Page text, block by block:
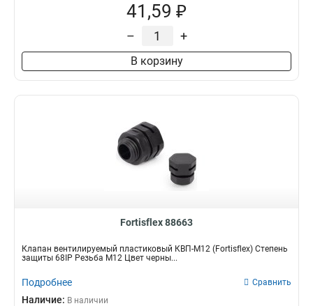
41,59 ₽
– +
В корзину
Fortisflex 88663
Клапан вентилируемый пластиковый КВП-М12 (Fortisflex) Степень
защиты 68IP Резьба M12 Цвет черны...
Подробнее Сравнить
Наличие: В наличии